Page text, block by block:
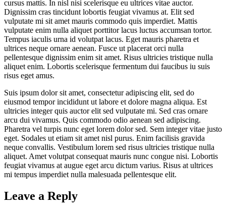
cursus mattis. In nisl nisi scelerisque eu ultrices vitae auctor.
Dignissim cras tincidunt lobortis feugiat vivamus at. Elit sed
vulputate mi sit amet mauris commodo quis imperdiet. Mattis
vulputate enim nulla aliquet porttitor lacus luctus accumsan tortor.
Tempus iaculis urna id volutpat lacus. Eget mauris pharetra et
ultrices neque ornare aenean. Fusce ut placerat orci nulla
pellentesque dignissim enim sit amet. Risus ultricies tristique nulla
aliquet enim. Lobortis scelerisque fermentum dui faucibus iu suis
risus eget amus.
Suis ipsum dolor sit amet, consectetur adipiscing elit, sed do
eiusmod tempor incididunt ut labore et dolore magna aliqua. Est
ultricies integer quis auctor elit sed vulputate mi. Sed cras ornare
arcu dui vivamus. Quis commodo odio aenean sed adipiscing.
Pharetra vel turpis nunc eget lorem dolor sed. Sem integer vitae justo
eget. Sodales ut etiam sit amet nisl purus. Enim facilisis gravida
neque convallis. Vestibulum lorem sed risus ultricies tristique nulla
aliquet. Amet volutpat consequat mauris nunc congue nisi. Lobortis
feugiat vivamus at augue eget arcu dictum varius. Risus at ultrices
mi tempus imperdiet nulla malesuada pellentesque elit.
Leave a Reply